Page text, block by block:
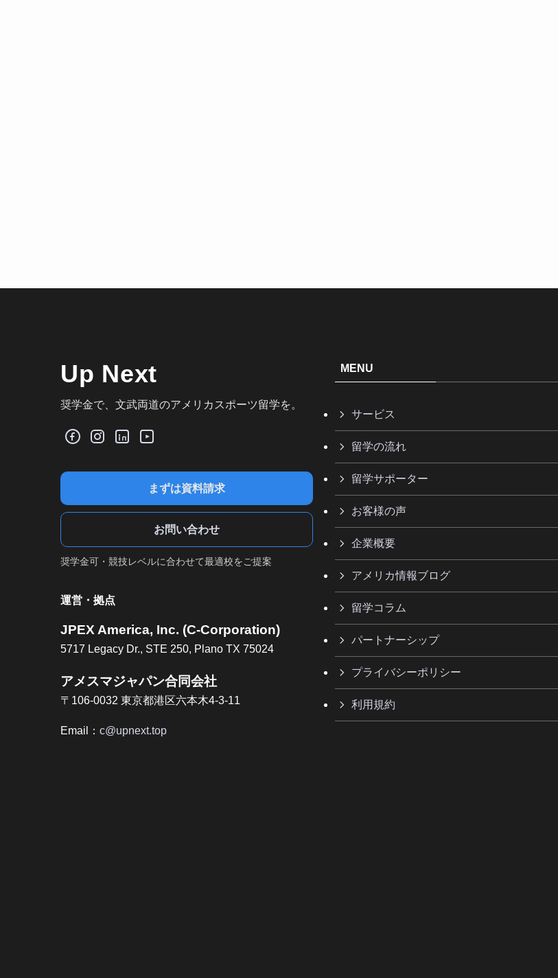
Up Next
奨学金で、文武両道のアメリカスポーツ留学を。
まずは資料請求
お問い合わせ
奨学金可・競技レベルに合わせて最適校をご提案
運営・拠点
JPEX America, Inc. (C-Corporation)
5717 Legacy Dr., STE 250, Plano TX 75024
アメスマジャパン合同会社
〒106-0032 東京都港区六本木4-3-11
Email： c@upnext.top
MENU
サービス
留学の流れ
留学サポーター
お客様の声
企業概要
アメリカ情報ブログ
留学コラム
パートナーシップ
プライバシーポリシー
利用規約